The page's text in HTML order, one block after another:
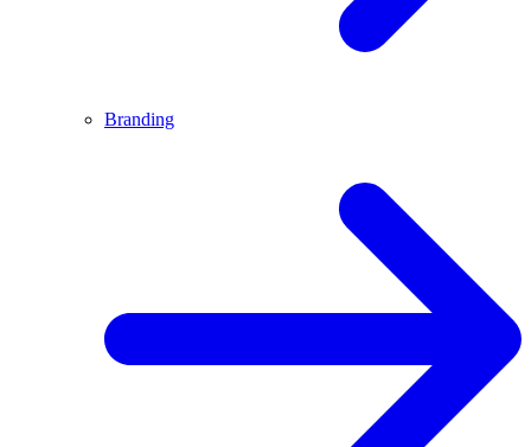
Branding